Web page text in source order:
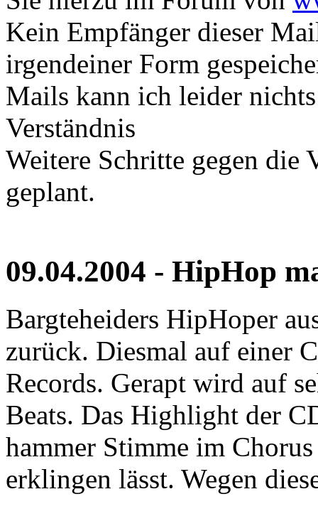
Kein Empfänger dieser
irgendeiner Form
Mails kann ich leider
Verständnis
Weitere Schritte gegen die
geplant.
09.04.2004 - HipHop
Bargteheiders HipHoper
zurück. Diesmal auf einer
Records. Gerapt wird auf
Beats. Das Highlight der
hammer Stimme im
erklingen lässt. Wegen